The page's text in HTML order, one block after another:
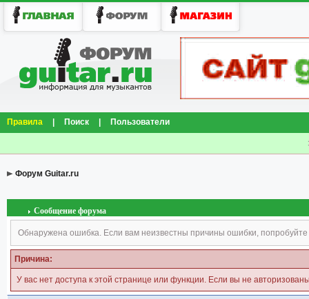
Правила Поиск Пользователи
Форум Guitar.ru
Сообщение форума
Обнаружена ошибка. Если вам неизвестны причины ошибки, попробуйте
Причина:
У вас нет доступа к этой странице или функции. Если вы не